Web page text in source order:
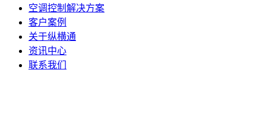
空调控制解决方案
客户案例
关于纵横通
资讯中心
联系我们